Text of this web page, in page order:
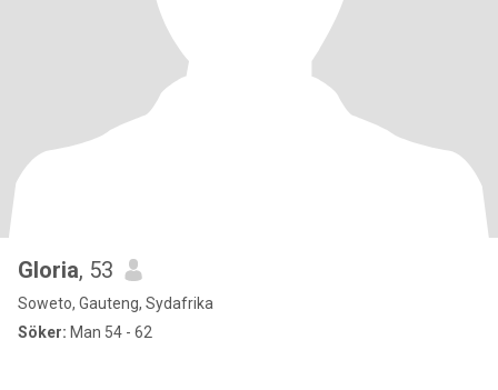
Gloria, 53
Soweto, Gauteng, Sydafrika
Söker: Man 54 - 62